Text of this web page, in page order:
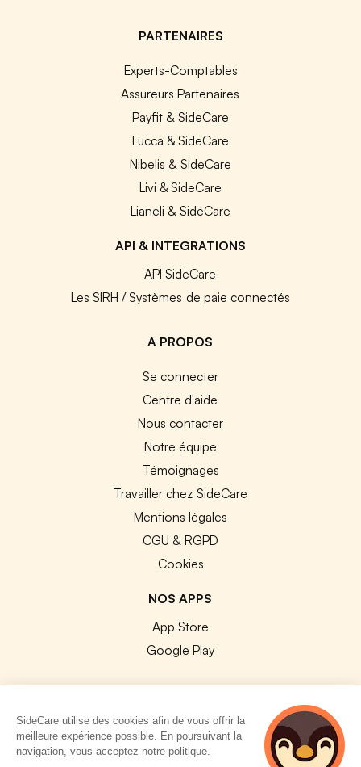
PARTENAIRES
Experts-Comptables
Assureurs Partenaires
Payfit & SideCare
Lucca & SideCare
Nibelis & SideCare
Livi & SideCare
Lianeli & SideCare
API & INTEGRATIONS
API SideCare
Les SIRH / Systèmes de paie connectés
A PROPOS
Se connecter
Centre d'aide
Nous contacter
Notre équipe
Témoignages
Travailler chez SideCare
Mentions légales
CGU & RGPD
Cookies
NOS APPS
App Store
Google Play
© 2026 SideCare. Tous droits réservés.
SideCare utilise des cookies afin de vous offrir la
meilleure expérience possible. En poursuivant la
navigation, vous acceptez notre politique.